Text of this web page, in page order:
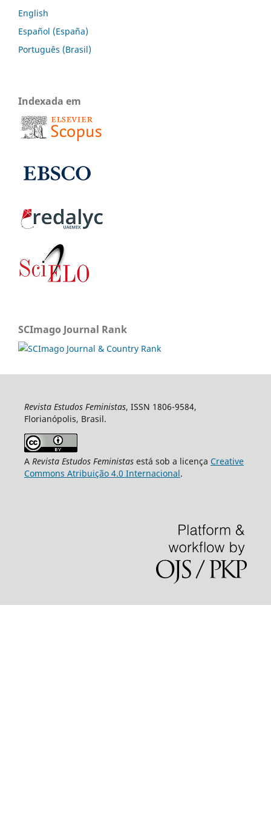
English
Español (España)
Português (Brasil)
Indexada em
SCImago Journal Rank
Revista Estudos Feministas, ISSN 1806-9584,
Florianópolis, Brasil.
A Revista Estudos Feministasestá sob a licença Creative
Commons Atribuição 4.0 Internacional.